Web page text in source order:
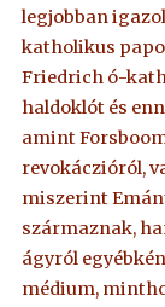
legjobban
katholikus
Friedrich ó-
haldoklót és
amint
revokáczióról,
miszerint
származnak,
ágyról
médium,